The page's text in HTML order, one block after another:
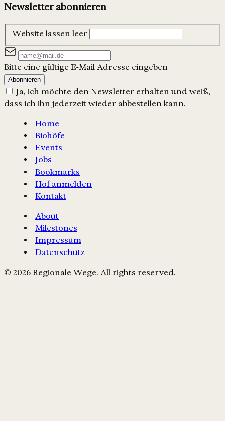
Newsletter abonnieren
Website lassen leer
Bitte eine gültige E-Mail Adresse eingeben
Abonnieren
Ja, ich möchte den Newsletter erhalten und weiß,
dass ich ihn jederzeit wieder abbestellen kann.
Home
Biohöfe
Events
Jobs
Bookmarks
Hof anmelden
Kontakt
About
Milestones
Impressum
Datenschutz
© 2026 Regionale Wege. All rights reserved.